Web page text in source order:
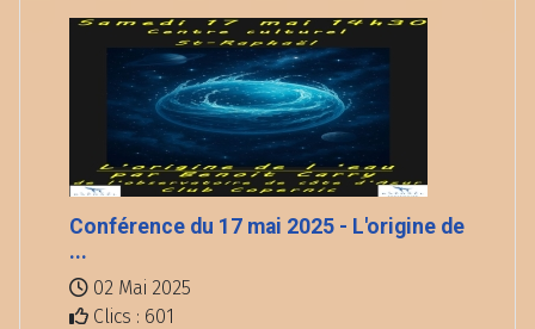
Conférence du 17 mai 2025 - L'origine de
...
02 Mai 2025
Clics : 601